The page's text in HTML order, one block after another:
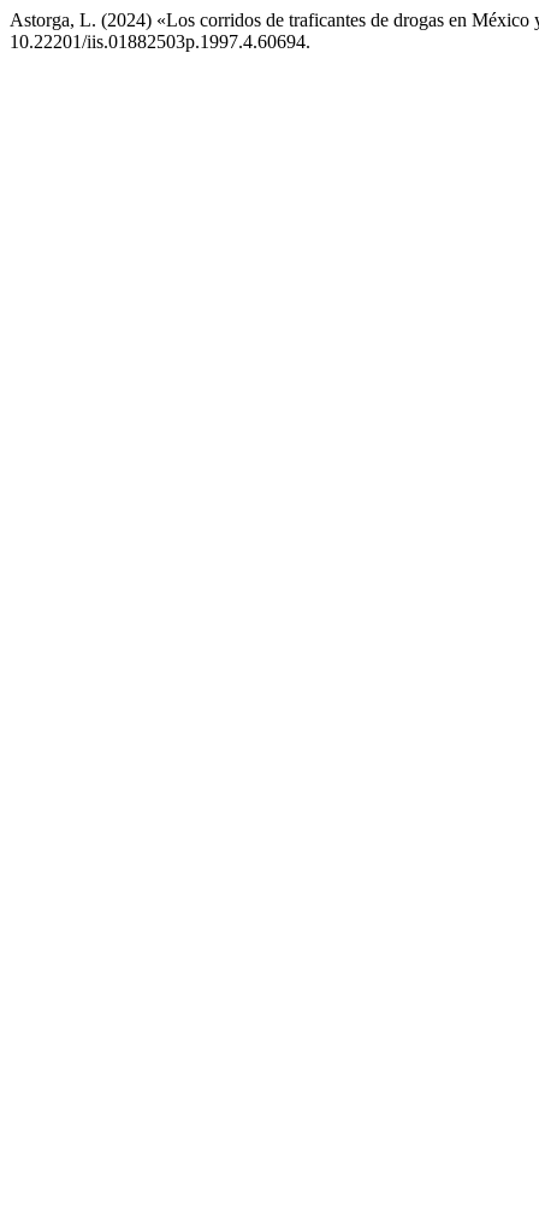
Astorga, L. (2024) «Los corridos de traficantes de drogas en
10.22201/iis.01882503p.1997.4.60694.